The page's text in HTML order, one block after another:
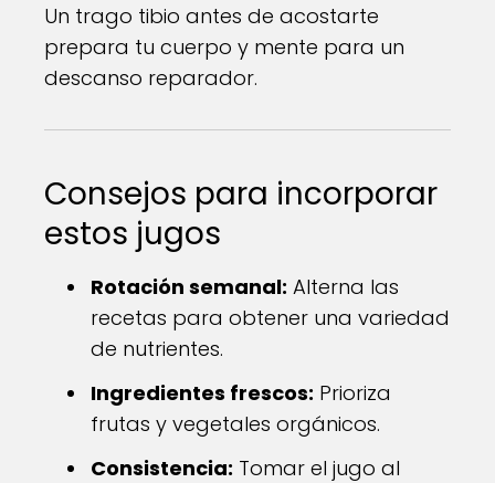
Un trago tibio antes de acostarte
prepara tu cuerpo y mente para un
descanso reparador.
Consejos para incorporar
estos jugos
Rotación semanal: Alterna las
recetas para obtener una variedad
de nutrientes.
Ingredientes frescos: Prioriza
frutas y vegetales orgánicos.
Consistencia: Tomar el jugo al